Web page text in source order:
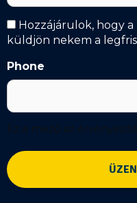
Hírlevél
*
Hozzájárulok, hogy
küldjön nekem a
Phone
Ez a mező az